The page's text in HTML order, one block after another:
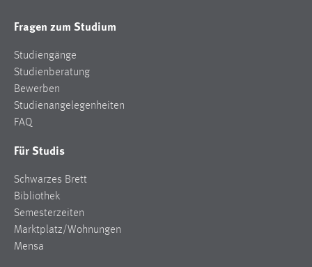
Fragen zum Studium
Studiengänge
Studienberatung
Bewerben
Studienangelegenheiten
FAQ
Für Studis
Schwarzes Brett
Bibliothek
Semesterzeiten
Marktplatz/Wohnungen
Mensa
Name:
Anbieter:
Google Ireland Limited
Cookie Laufzeit:
Facebook Pixel